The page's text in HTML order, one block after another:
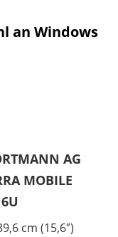
an Windows
AG
MOBILE
cm (15,6″)
V15
cm (15,6″)
N6000
GB, 256 GB
Zenbook 14
UX3405MA-
cm (14″)